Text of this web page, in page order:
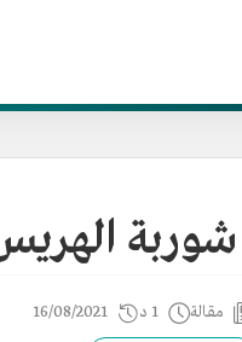
شوربة
مقالة 1 د 16/08/2021